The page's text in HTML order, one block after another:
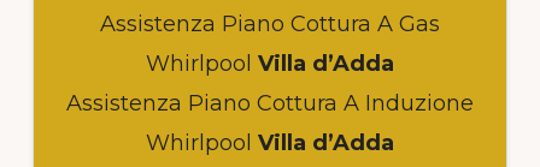
Assistenza Piano Cottura A Gas
Whirlpool Villa d’Adda
Assistenza Piano Cottura A Induzione
Whirlpool Villa d’Adda